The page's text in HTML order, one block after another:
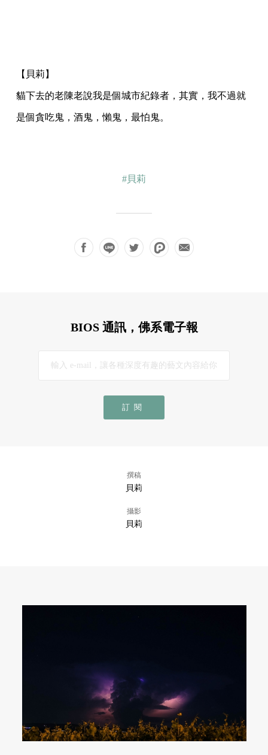
【貝莉】
貓下去的老陳老說我是個城市紀錄者，其實，我不過就
是個貪吃鬼，酒鬼，懶鬼，最怕鬼。
#貝莉
BIOS 通訊，佛系電子報
訂閱
撰稿
貝莉
攝影
貝莉